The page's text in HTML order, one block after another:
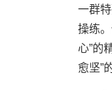
一群
操练
心”的
愈坚”